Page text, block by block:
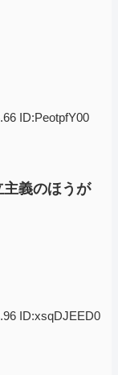
ID:PeotpfY00
義のほうが
ID:xsqDJEED0